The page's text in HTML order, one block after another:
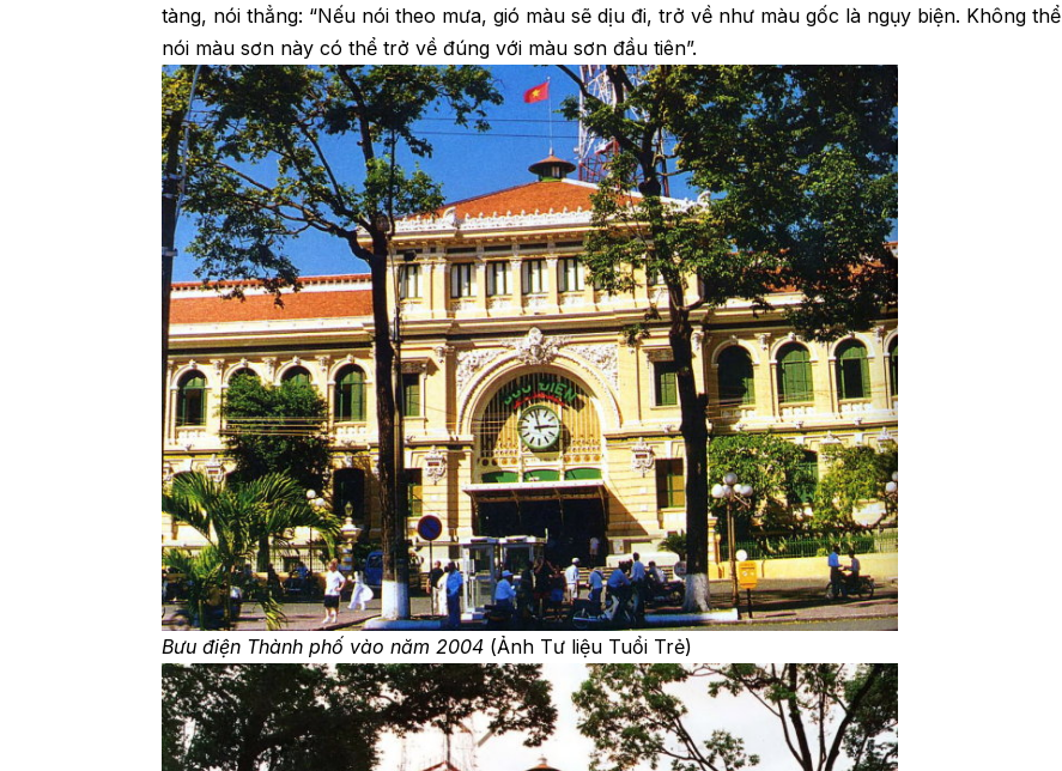
tàng, nói thẳng: “Nếu nói theo mưa, gió màu sẽ dịu đi, trở về như màu gốc là ngụy biện. Không thể
nói màu sơn này có thể trở về đúng với màu sơn đầu tiên”.
Bưu điện Thành phố vào năm 2004 (Ảnh Tư liệu Tuổi Trẻ)